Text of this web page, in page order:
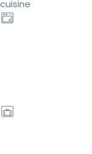
cuisine